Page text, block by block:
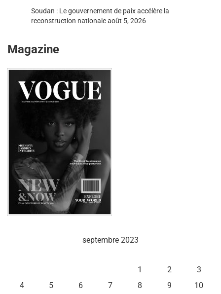
Soudan : Le gouvernement de paix accélère la
reconstruction nationaleaoût 5, 2026
Magazine
septembre 2023
1
2
3
4
5 6 7 8 9
10